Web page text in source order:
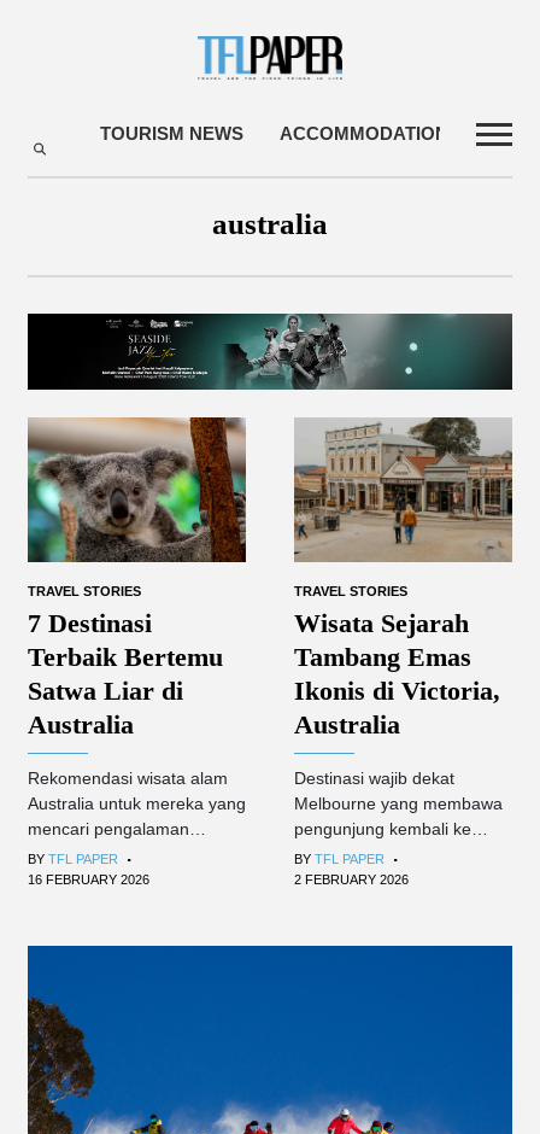
TOURISM NEWS ACCOMMODATIONS
australia
TRAVEL STORIES
7 Destinasi
Terbaik Bertemu
Satwa Liar di
Australia
Rekomendasi wisata alam
Australia untuk mereka yang
mencari pengalaman
autentik.
BY TFL PAPER .
16 FEBRUARY 2026
TRAVEL STORIES
Wisata Sejarah
Tambang Emas
Ikonis di Victoria,
Australia
Destinasi wajib dekat
Melbourne yang membawa
pengunjung kembali ke
abad ke-19.
BY TFL PAPER .
2 FEBRUARY 2026